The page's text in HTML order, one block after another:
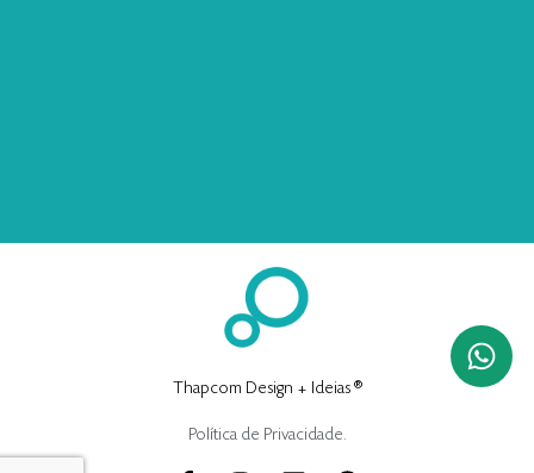
Thapcom Design + Ideias ®
Política de Privacidade.